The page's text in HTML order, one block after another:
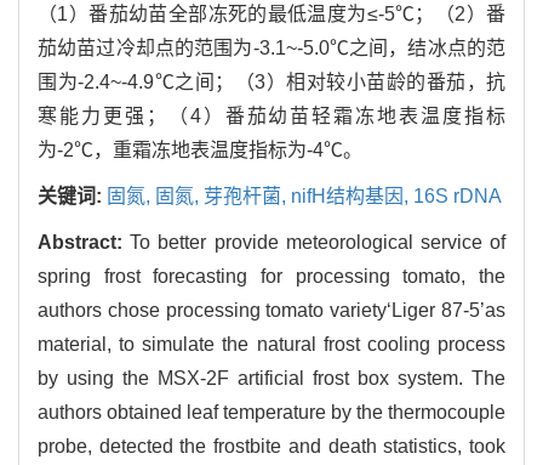
（1）番茄幼苗全部冻死的最低温度为≤-5℃；（2）番
茄幼苗过冷却点的范围为-3.1~-5.0℃之间，结冰点的范
围为-2.4~-4.9℃之间；（3）相对较小苗龄的番茄，抗
寒能力更强；（4）番茄幼苗轻霜冻地表温度指标
为-2℃，重霜冻地表温度指标为-4℃。
关键词: 固氮, 固氮, 芽孢杆菌, nifH结构基因, 16S rDNA
Abstract:To better provide meteorological service of
spring frost forecasting for processing tomato, the
authors chose processing tomato variety‘Liger 87-5’as
material, to simulate the natural frost cooling process
by using the MSX-2F artificial frost box system. The
authors obtained leaf temperature by the thermocouple
probe, detected the frostbite and death statistics, took